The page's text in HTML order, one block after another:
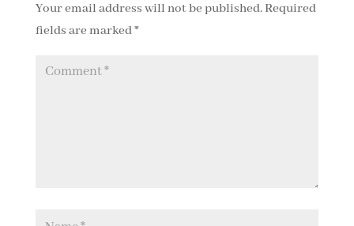
Your email address will not be published.Required
fields are marked*